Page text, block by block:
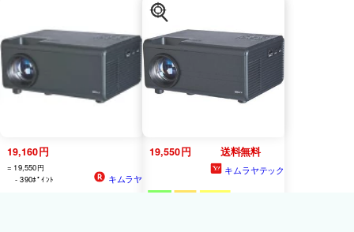
19,160円
= 19,550円
- 390ﾎﾟｲﾝﾄ
キムラヤ
19,550円 送料無料
キムラヤテック
WizzWPJ- T200BTVプロジ